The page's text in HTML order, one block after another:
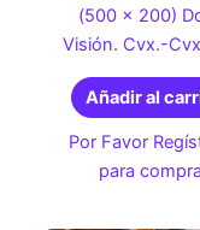
(500 x 200)
Visión. Cvx.-
Añadir al
Por Favor
para